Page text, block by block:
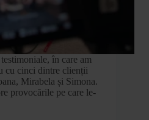
în care am
cu cinci dintre clienții
Mirabela și Simona.
provocările pe care le-